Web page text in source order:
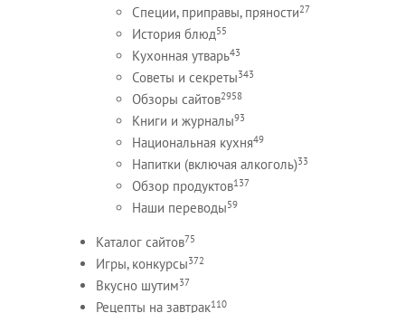
Специи, приправы, пряности27
История блюд55
Кухонная утварь43
Советы и секреты343
Обзоры сайтов2958
Книги и журналы93
Национальная кухня49
Напитки (включая алкоголь)33
Обзор продуктов137
Наши переводы59
Каталог сайтов75
Игры, конкурсы372
Вкусно шутим37
Рецепты на завтрак110